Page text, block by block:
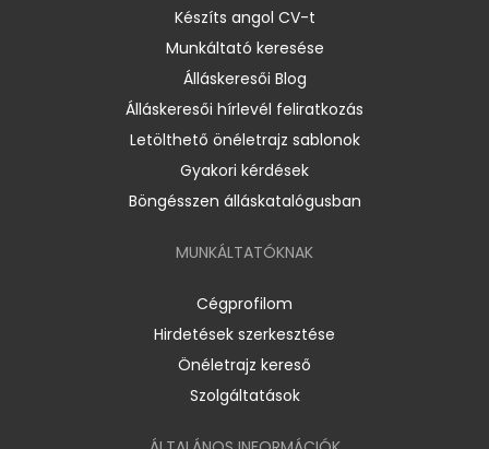
Készíts angol CV-t
Munkáltató keresése
Álláskeresői Blog
Álláskeresői hírlevél feliratkozás
Letölthető önéletrajz sablonok
Gyakori kérdések
Böngésszen álláskatalógusban
MUNKÁLTATÓKNAK
Cégprofilom
Hirdetések szerkesztése
Önéletrajz kereső
Szolgáltatások